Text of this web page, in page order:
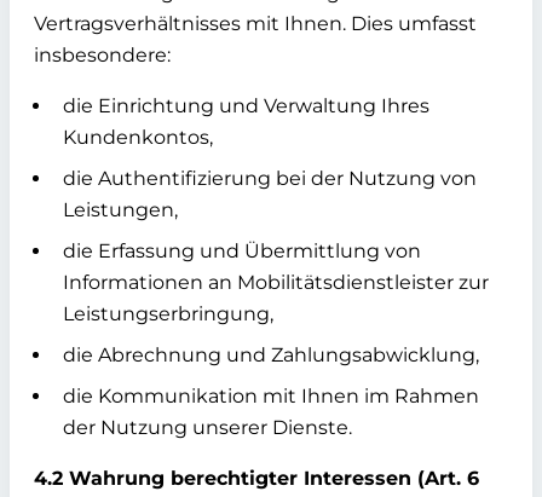
Vertragsverhältnisses mit Ihnen. Dies umfasst
insbesondere:
die Einrichtung und Verwaltung Ihres
Kundenkontos,
die Authentifizierung bei der Nutzung von
Leistungen,
die Erfassung und Übermittlung von
Informationen an Mobilitätsdienstleister zur
Leistungserbringung,
die Abrechnung und Zahlungsabwicklung,
die Kommunikation mit Ihnen im Rahmen
der Nutzung unserer Dienste.
4.2 Wahrung berechtigter Interessen (Art. 6